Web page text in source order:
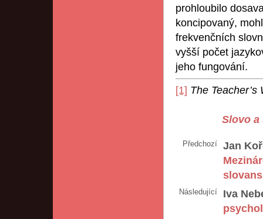
prohloubilo
koncipovaný,
frekvenčních
vyšší počet
jeho fungování.
[1] The
Slovo a
Předchozí
Jan
Následující
Iva